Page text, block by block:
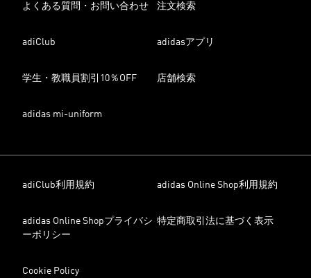
よくある質問・お問い合わせ 注文検索
adiClub adidasアプリ
学生・教職員割引10％OFF 店舗検索
adidas mi-uniform
adiClub利用規約 adidas Online Shop利用規約
adidas Online Shopプライバシ
ーポリシー
特定商取引法に基づく表示
Cookie Policy